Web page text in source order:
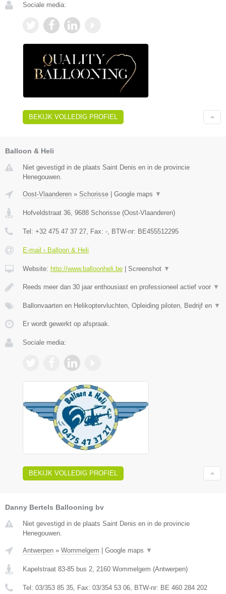
Sociale media:
BEKIJK VOLLEDIG PROFIEL
Balloon & Heli
Niet gevestigd in de plaats Saint Denis en in de provincie
Henegouwen.
Oost-Vlaanderen » Schorisse Google maps ▼
Hofveldstraat 36, 9688 Schorisse (Oost-Vlaanderen)
Tel: +32 475 47 37 27, Fax: -, BTW-nr: BE455512295
E-mail › Balloon & Heli
Website: http://www.balloonheli.be Screenshot ▼
Reeds meer dan 30 jaar enthousiast en professioneel actief voor ▼
Ballonvaarten en Helikoptervluchten, Opleiding piloten, Bedrijf en ▼
Er wordt gewerkt op afspraak.
Sociale media:
BEKIJK VOLLEDIG PROFIEL
Danny Bertels Ballooning bv
Niet gevestigd in de plaats Saint Denis en in de provincie
Henegouwen.
Antwerpen » Wommelgem Google maps ▼
Kapelstraat 83-85 bus 2 2160 Wommelgem (Antwerpen)
Tel: 03/353 85 35 , Fax: 03/354 53 06 , BTW-nr: BE 460 284 202